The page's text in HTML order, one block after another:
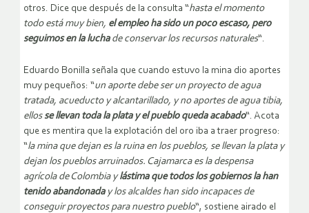
otros. Dice que después de la consulta “hasta el momento
todo está muy bien, el empleo ha sido un poco escaso, pero
seguimos en la luchade conservar los recursos naturales“.
Eduardo Bonilla señala que cuando estuvo la mina dio aportes
muy pequeños: “un aporte debe ser un proyecto de agua
tratada, acueducto y alcantarillado, y no aportes de agua tibia,
ellosse llevan toda la plata y el pueblo queda acabado“. Acota
que es mentira que la explotación del oro iba a traer progreso:
“la mina que dejan es la ruina en los pueblos, se llevan la plata y
dejan los pueblos arruinados. Cajamarca es la despensa
agrícola de Colombia ylástima que todos los gobiernos la han
tenido abandonaday los alcaldes han sido incapaces de
conseguir proyectos para nuestro pueblo“, sostiene airado el